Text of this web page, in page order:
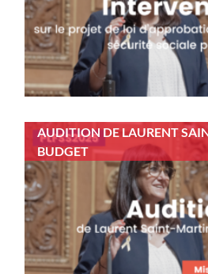
AUDITION DE LAURENT
BUDGET